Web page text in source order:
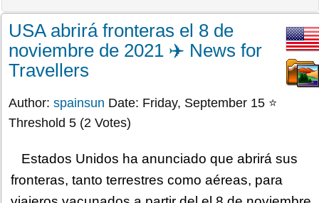
USA abrirá fronteras el 8 de
noviembre de 2021 ✈️ News for
Travellers
Author: spainsun Date: Friday, September 15 ⭐
Threshold 5 (2 Votes)
Estados Unidos ha anunciado que abrirá sus
fronteras, tanto terrestres como aéreas, para